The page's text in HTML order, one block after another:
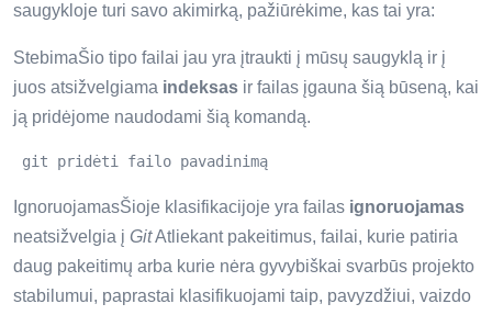
saugykloje turi savo akimirką, pažiūrėkime, kas tai yra:
StebimaŠio tipo failai jau yra įtraukti į mūsų saugyklą ir į
juos atsižvelgiama indeksas ir failas įgauna šią būseną, kai
ją pridėjome naudodami šią komandą.
git pridėti failo pavadinimą
IgnoruojamasŠioje klasifikacijoje yra failas ignoruojamas
neatsižvelgia į GitAtliekant pakeitimus, failai, kurie patiria
daug pakeitimų arba kurie nėra gyvybiškai svarbūs projekto
stabilumui, paprastai klasifikuojami taip, pavyzdžiui, vaizdo